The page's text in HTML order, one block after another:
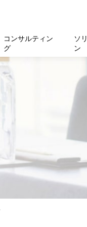
UTM／ルーター
アカデミック製品
コンサルティン
グ
ソ
ン
サーバー仮想化
SASEソリューシ
セキュリティ対策
サポート対象バー